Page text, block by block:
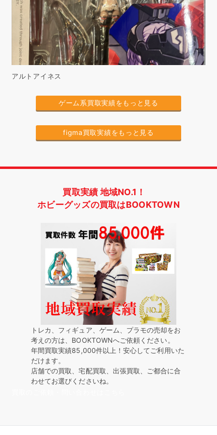
アルトアイネス
ゲーム系買取実績をもっと見る
figma買取実績をもっと見る
買取実績 地域NO.1！
ホビーグッズの買取はBOOKTOWN
トレカ、フィギュア、ゲーム、プラモの売却をお
考えの方は、BOOKTOWNへご依頼ください。
年間買取実績85,000件以上！安心してご利用いた
だけます。
店舗での買取、宅配買取、出張買取、ご都合に合
わせてお選びくださいね。